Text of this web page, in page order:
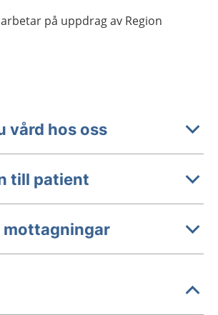
på uppdrag av Region
vård hos oss
till patient
mottagningar